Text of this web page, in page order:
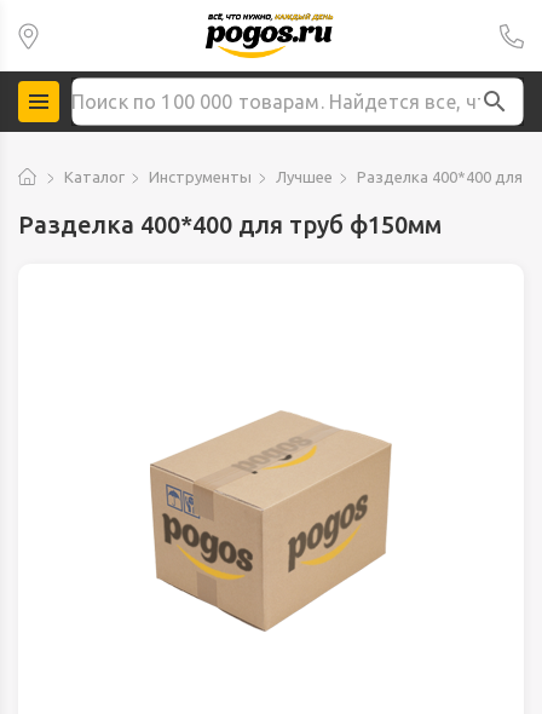
Каталог Инструменты Лучшее Разделка 400*400 для
Разделка 400*400 для труб ф150мм